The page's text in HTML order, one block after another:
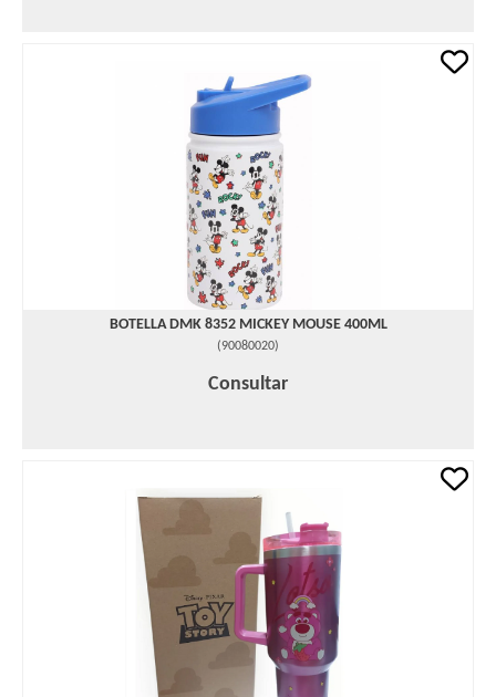
BOTELLA DMK 8352 MICKEY MOUSE 400ML
(90080020)
Consultar